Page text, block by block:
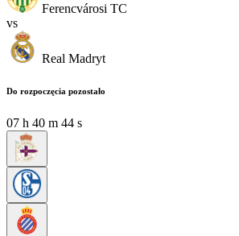
Ferencvárosi TC
vs
Real Madryt
Do rozpoczęcia pozostało
07 h 40 m 42 s